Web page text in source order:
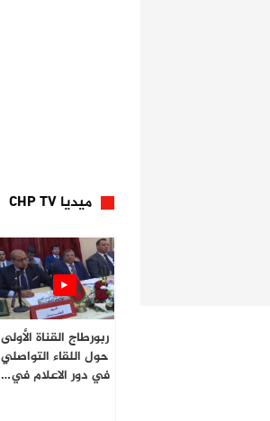
ميديا CHP TV
ربورطاج القناة الأولى
حول اللقاء التواصلي
في دور الاعلام في…